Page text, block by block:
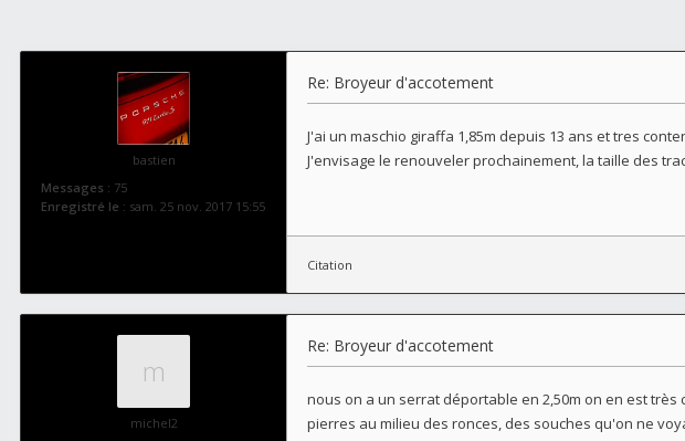
bastien
Messages : 75
Enregistré le : sam. 25 nov. 2017 15:55
Re: Broyeur d'accotement
J'ai un maschio giraffa 1,85m depuis 13 ans et tres
J'envisage le renouveler prochainement, la taille des
Citation
michel2
Re: Broyeur d'accotement
nous on a un serrat déportable en 2,50m on en est
pierres au milieu des ronces, des souches qu'on ne